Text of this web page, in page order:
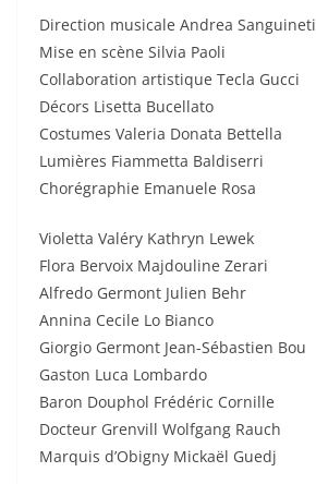
Direction musicale Andrea Sanguineti
Mise en scène Silvia Paoli
Collaboration artistique Tecla Gucci
Décors Lisetta Bucellato
Costumes Valeria Donata Bettella
Lumières Fiammetta Baldiserri
Chorégraphie Emanuele Rosa
Violetta Valéry Kathryn Lewek
Flora Bervoix Majdouline Zerari
Alfredo Germont Julien Behr
Annina Cecile Lo Bianco
Giorgio Germont Jean-Sébastien Bou
Gaston Luca Lombardo
Baron Douphol Frédéric Cornille
Docteur Grenvill Wolfgang Rauch
Marquis d’Obigny Mickaël Guedj